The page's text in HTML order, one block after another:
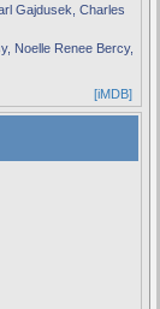
Gajdusek, Charles
Noelle Renee Bercy,
[iMDB]